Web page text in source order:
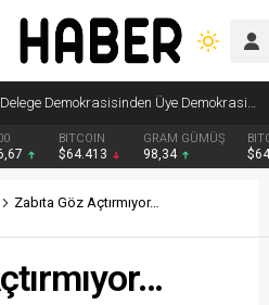
Yeni Nesil Siyaset: Delege Demokrasisinden Üye Demokrasisine
BITCOIN
$64.413
GRAM GÜMÜŞ
98,34
Zabıta Göz Açtırmıyor…